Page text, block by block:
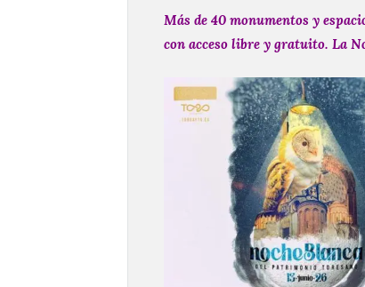
Más de 40 monumentos y
con acceso libre y gratuito. La